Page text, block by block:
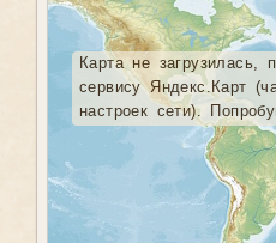
Карта не загрузилась,
сервису Яндекс.Карт
настроек сети).